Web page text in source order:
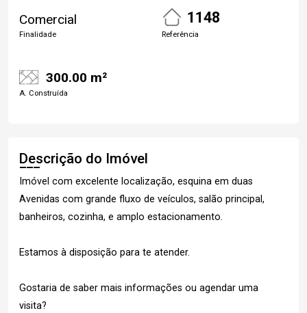
Comercial
Finalidade
1148
Referência
300.00 m²
A. Construída
Descrição do Imóvel
Imóvel com excelente localização, esquina em duas
Avenidas com grande fluxo de veículos, salão principal,
banheiros, cozinha, e amplo estacionamento.
Estamos à disposição para te atender.
Gostaria de saber mais informações ou agendar uma
visita?